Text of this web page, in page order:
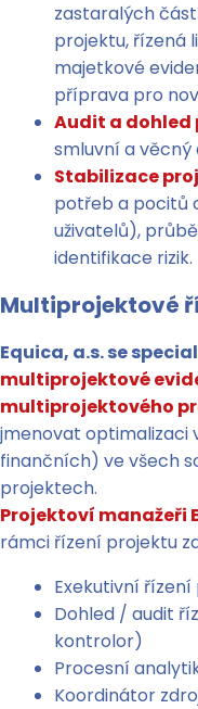
zastaralých
projektu, řízená
majetkové
příprava pro
Audit a dohled
smluvní a věcný
Stabilizace
potřeb a pocitů
uživatelů),
identifikace rizik.
Multiprojektové
Equica, a.s. se
multiprojektové
multiprojektového
jmenovat optimalizaci
finančních) ve všech
projektech.
Projektoví manažeři
rámci řízení projektu
Exekutivní
Dohled / audit
kontrolor)
Procesní
Koordinátor